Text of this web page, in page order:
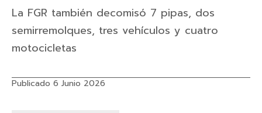
La FGR también decomisó 7 pipas, dos
semirremolques, tres vehículos y cuatro
motocicletas
Publicado 6 Junio 2026